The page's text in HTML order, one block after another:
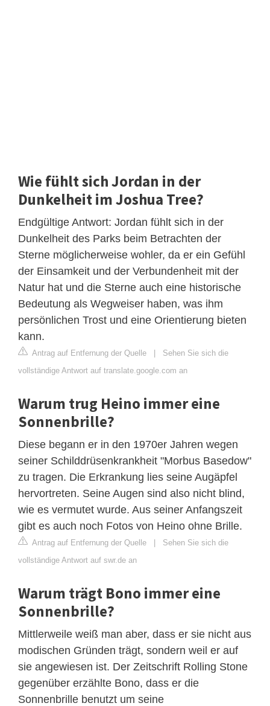
Wie fühlt sich Jordan in der
Dunkelheit im Joshua Tree?
Endgültige Antwort: Jordan fühlt sich in der
Dunkelheit des Parks beim Betrachten der
Sterne möglicherweise wohler, da er ein Gefühl
der Einsamkeit und der Verbundenheit mit der
Natur hat und die Sterne auch eine historische
Bedeutung als Wegweiser haben, was ihm
persönlichen Trost und eine Orientierung bieten
kann.
Antrag auf Entfernung der Quelle | Sehen Sie sich die
vollständige Antwort auf translate.google.com an
Warum trug Heino immer eine
Sonnenbrille?
Diese begann er in den 1970er Jahren wegen
seiner Schilddrüsenkrankheit "Morbus Basedow"
zu tragen. Die Erkrankung lies seine Augäpfel
hervortreten. Seine Augen sind also nicht blind,
wie es vermutet wurde. Aus seiner Anfangszeit
gibt es auch noch Fotos von Heino ohne Brille.
Antrag auf Entfernung der Quelle | Sehen Sie sich die
vollständige Antwort auf swr.de an
Warum trägt Bono immer eine
Sonnenbrille?
Mittlerweile weiß man aber, dass er sie nicht aus
modischen Gründen trägt, sondern weil er auf
sie angewiesen ist. Der Zeitschrift Rolling Stone
gegenüber erzählte Bono, dass er die
Sonnenbrille benutzt um seine